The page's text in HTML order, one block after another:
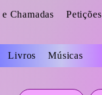
Chamadas Petições
Livros Músicas